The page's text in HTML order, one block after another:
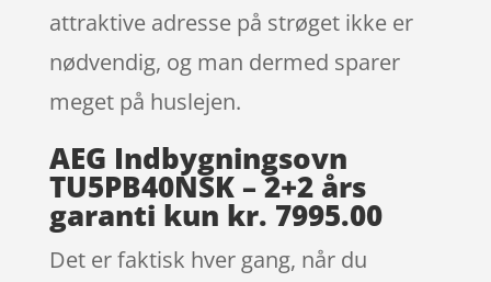
attraktive adresse på strøget ikke er
nødvendig, og man dermed sparer
meget på huslejen.
AEG Indbygningsovn
TU5PB40NSK – 2+2 års
garanti kun kr. 7995.00
Det er faktisk hver gang, når du